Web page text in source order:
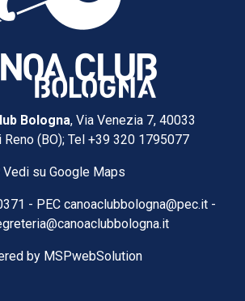
Bologna, Via Venezia 7, 40033
(BO); Tel +39 320 1795077
Vedi su Google Maps
- PEC canoaclubbologna@pec.it -
by MSPwebSolution